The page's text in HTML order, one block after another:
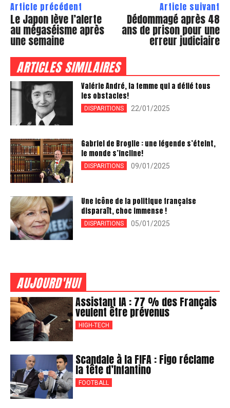
Article précédent
Le Japon lève l’alerte
au mégaséisme après
une semaine
Article suivant
Dédommagé après 48
ans de prison pour une
erreur judiciaire
ARTICLES SIMILAIRES
Valérie André, la femme qui a défié tous
les obstacles!
DISPARITIONS 22/01/2025
Gabriel de Broglie : une légende s’éteint,
le monde s’incline!
DISPARITIONS 09/01/2025
Une icône de la politique française
disparaît, choc immense !
DISPARITIONS 05/01/2025
AUJOURD'HUI
Assistant IA : 77 % des Français
veulent être prévenus
HIGH-TECH
Scandale à la FIFA : Figo réclame
la tête d’Infantino
FOOTBALL